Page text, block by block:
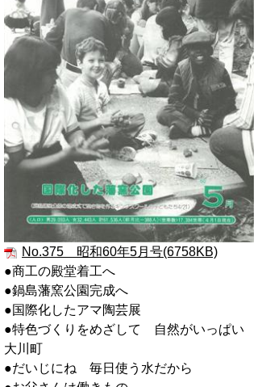
No.375 昭和60年5月号(6758KB)
●商工の殿堂着工へ
●鍋島藩窯公園完成へ
●国際化したアマ陶芸展
●特色づくりをめざして 自然がいっぱい
大川町
●だいじにね 毎日使う水だから